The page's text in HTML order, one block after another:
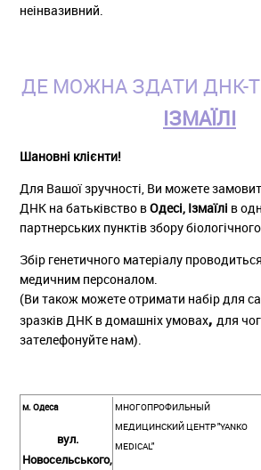
неінвазивний.
ДЕ МОЖНА ЗДАТИ ДНК-
ІЗМАЇЛІ
Шановні клієнти!
Для Вашої зручності, Ви можете
ДНК на батьківство вОдесі, Ізмаїлі в
партнерських пунктів збору
Збір генетичного матеріалу
медичним персоналом.
(Ви також можете отримати набір для
зразків ДНК в домашніх умовах, для
зателефонуйте нам).
м. Одеса
вул.
Новосельського,
МНОГОПРОФИЛЬНЫЙ
МЕДИЦИНСКИЙ ЦЕНТР "YANKO
MEDICAL"